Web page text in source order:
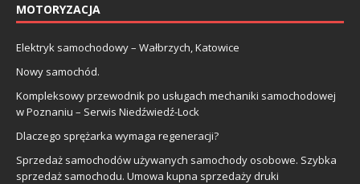
MOTORYZACJA
Elektryk samochodowy – Wałbrzych, Katowice
Nowy samochód.
Kompleksowy przewodnik po usługach mechaniki samochodowej
w Poznaniu – Serwis Niedźwiedź-Lock
Dlaczego sprężarka wymaga regeneracji?
Sprzedaż samochodów używanych samochody osobowe. Szybka
sprzedaż samochodu. Umowa kupna sprzedaży druki